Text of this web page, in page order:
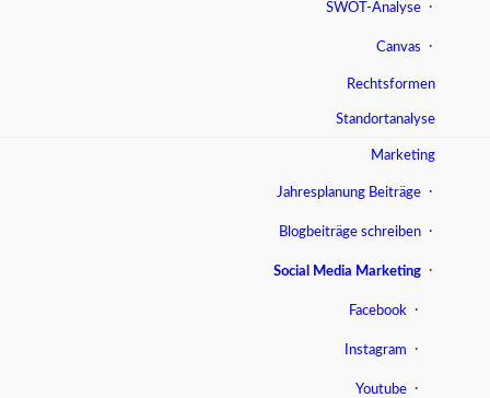
SWOT-Analyse
Canvas
Rechtsformen
Standortanalyse
Marketing
Jahresplanung Beiträge
Blogbeiträge schreiben
Social Media Marketing
Facebook
Instagram
Youtube